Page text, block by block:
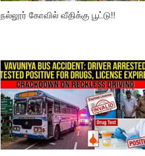
நல்லூர் கோவில் வீதிக்கு பூட்டு!!